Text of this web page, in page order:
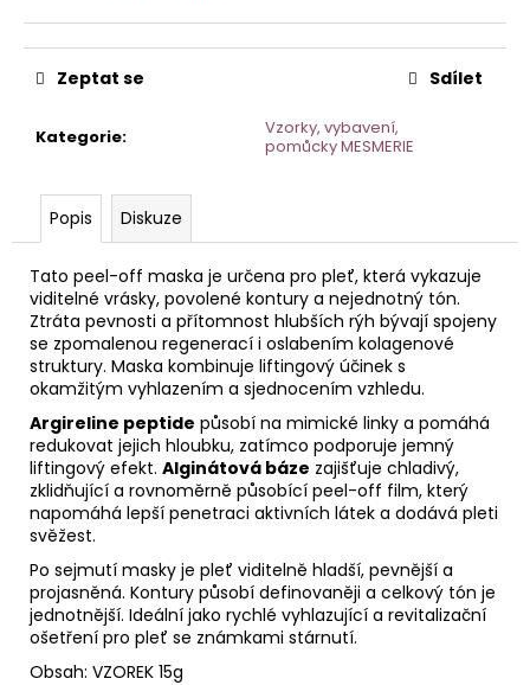
Kategorie:
Vzorky, vybavení,
pomůcky MESMERIE
Zeptat se Sdílet
Popis Diskuze
Tato peel-off maska je určena pro pleť, která vykazuje
viditelné vrásky, povolené kontury a nejednotný tón.
Ztráta pevnosti a přítomnost hlubších rýh bývají spojeny
se zpomalenou regenerací i oslabením kolagenové
struktury. Maska kombinuje liftingový účinek s
okamžitým vyhlazením a sjednocením vzhledu.
Argireline peptide působí na mimické linky a pomáhá
redukovat jejich hloubku, zatímco podporuje jemný
liftingový efekt. Alginátová báze zajišťuje chladivý,
zklidňující a rovnoměrně působící peel-off film, který
napomáhá lepší penetraci aktivních látek a dodává pleti
svěžest.
Po sejmutí masky je pleť viditelně hladší, pevnější a
projasněná. Kontury působí definovaněji a celkový tón je
jednotnější. Ideální jako rychlé vyhlazující a revitalizační
ošetření pro pleť se známkami stárnutí.
Obsah: VZOREK 15g
o
o
u
e
m
e
TONIKUM
S
HYDRATAČNÍM
KOMPLEXEM
200
ML